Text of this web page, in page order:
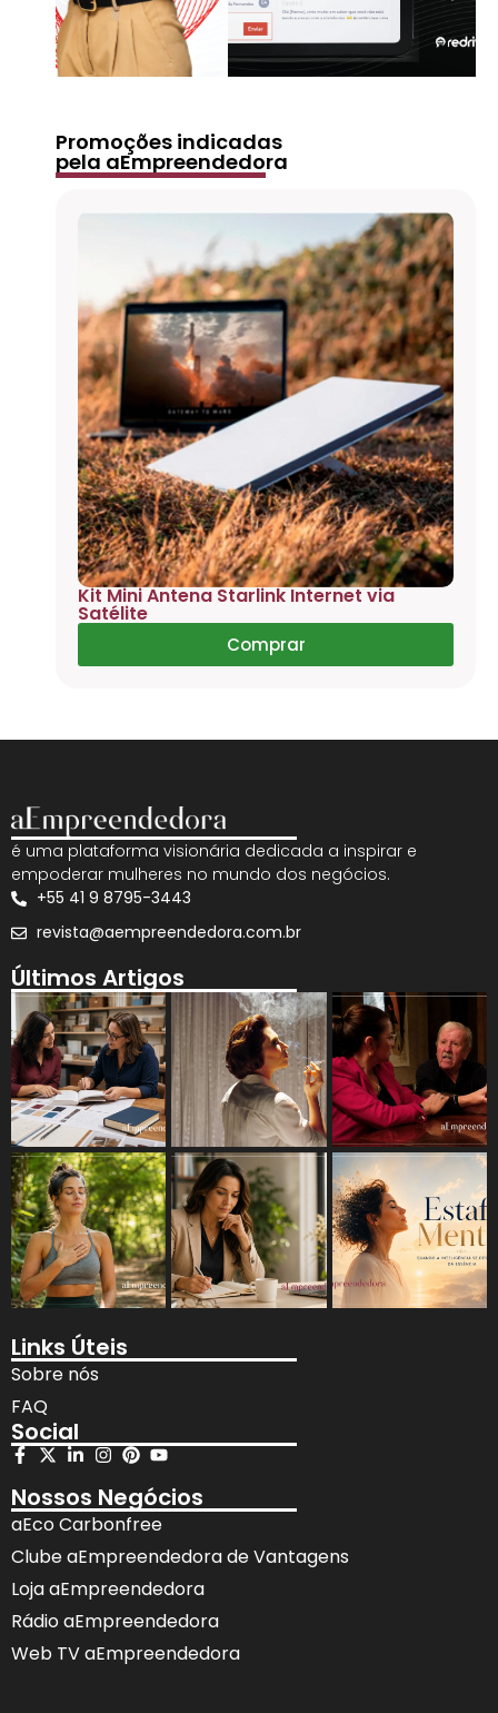
Promoções indicadas
pela aEmpreendedora
Kit Mini Antena Starlink Internet via
Satélite
Comprar
é uma plataforma visionária dedicada a inspirar e
empoderar mulheres no mundo dos negócios.
+55 41 9 8795-3443
revista@aempreendedora.com.br
Últimos Artigos
Links Úteis
Sobre nós
FAQ
Social
Nossos Negócios
aEco Carbonfree
Clube aEmpreendedora de Vantagens
Loja aEmpreendedora
Rádio aEmpreendedora
Web TV aEmpreendedora